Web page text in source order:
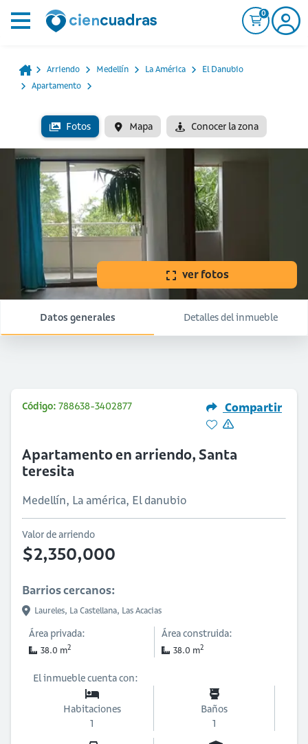
0
Arriendo Medellín La América
El Danubio
Apartamento
Fotos Mapa Conocer la zona
ver fotos
Datos generales Detalles del inmueble
Código: 788638-3402877 Compartir
Apartamento en arriendo, Santa
teresita
Medellín, La américa, El danubio
Valor de arriendo
$2,350,000
Barrios cercanos:
Laureles, La Castellana, Las Acacias
Área privada:
38.0 m2
Área construida:
38.0 m2
El inmueble cuenta con:
Habitaciones
1
Baños
1